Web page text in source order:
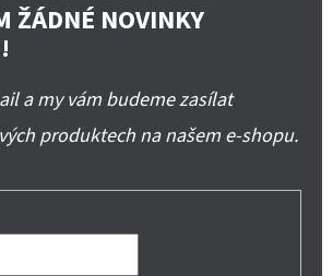
ŽÁDNÉ NOVINKY
a my vám budeme zasílat
produktech na našem e-shopu.